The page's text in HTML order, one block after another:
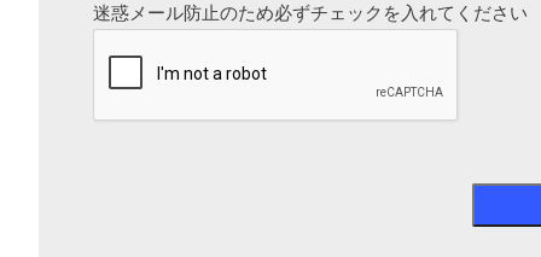
迷惑メール防止のため必ずチェックを入れてください